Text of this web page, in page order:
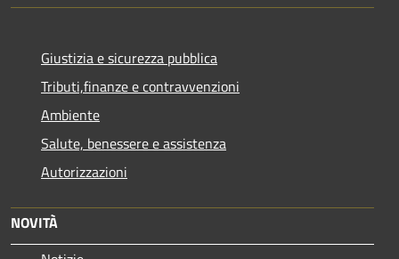
Giustizia e sicurezza pubblica
Tributi,finanze e contravvenzioni
Ambiente
Salute, benessere e assistenza
Autorizzazioni
NOVITÀ